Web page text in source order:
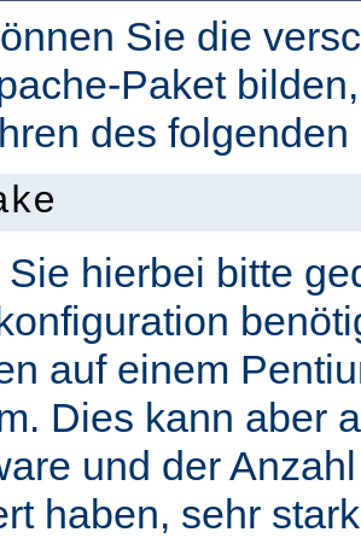
Sie die
Paket
des
hierbei bitte
auf einem
Dies kann aber
und der
haben, sehr